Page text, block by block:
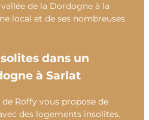
de la Dordogne à la
local et de ses nombreuses
dans un
à Sarlat
Roffy vous propose de
des logements insolites.